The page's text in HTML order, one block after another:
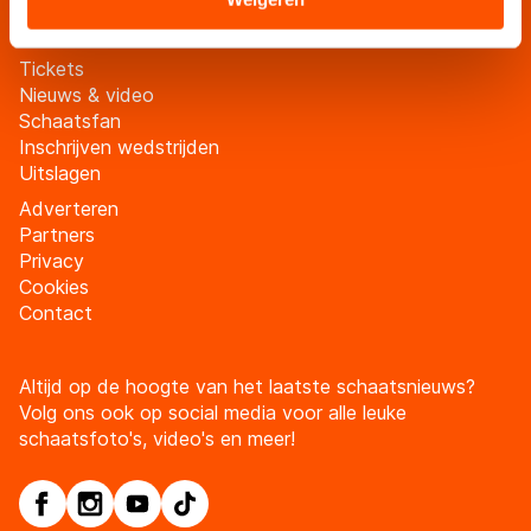
landen buiten de EU, zoals de VS, waar mogelijk geen
adequaat beschermingsniveau geldt volgens de GDPR.
Door op ‘Toestaan’ te klikken, stemt u in met deze
overdracht. Meer informatie vindt u in ons
Tickets
Nieuws & video
Schaatsfan
Inschrijven wedstrijden
Uitslagen
Adverteren
Partners
Privacy
Cookies
Contact
Altijd op de hoogte van het laatste schaatsnieuws?
Volg ons ook op social media voor alle leuke
schaatsfoto's, video's en meer!